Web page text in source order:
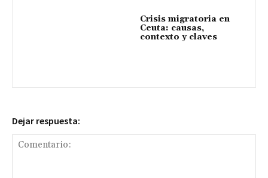
Crisis migratoria en
Ceuta: causas,
contexto y claves
Dejar respuesta: